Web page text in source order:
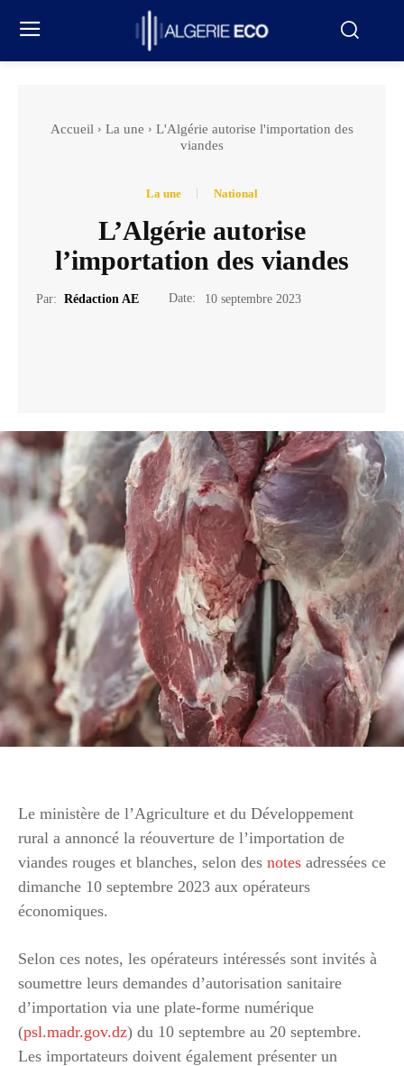
Accueil La une
L'Algérie autorise l'importation des
viandes
La une National
L’Algérie autorise
l’importation des viandes
Par: Rédaction AE Date: 10 septembre 2023
Le ministère de l’Agriculture et du Développement
rural a annoncé la réouverture de l’importation de
viandes rouges et blanches, selon des notes adressées ce
dimanche 10 septembre 2023 aux opérateurs
économiques.
Selon ces notes, les opérateurs intéressés sont invités à
soumettre leurs demandes d’autorisation sanitaire
d’importation via une plate-forme numérique
(psl.madr.gov.dz) du 10 septembre au 20 septembre.
Les importateurs doivent également présenter un